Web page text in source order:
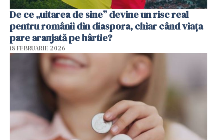
De ce „uitarea de sine” devine un risc real
pentru românii din diaspora, chiar când viața
pare aranjată pe hârtie?
18 FEBRUARIE 2026